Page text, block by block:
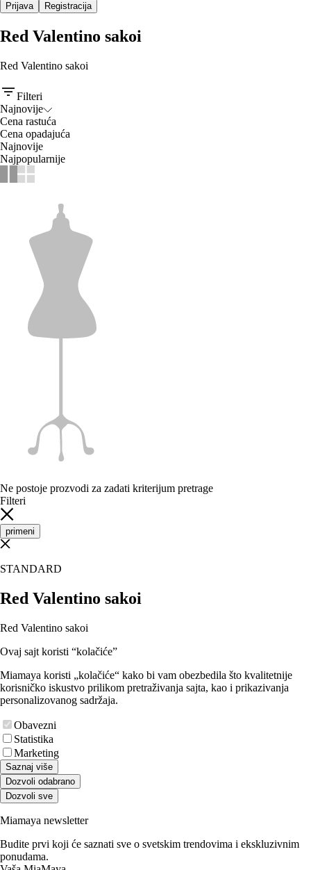
Prijava Registracija
Red Valentino sakoi
Red Valentino sakoi
Filteri
Najnovije
Cena rastuća
Cena opadajuća
Najnovije
Najpopularnije
Ne postoje prozvodi za zadati kriterijum pretrage
Filteri
primeni
STANDARD
Red Valentino sakoi
Red Valentino sakoi
Ovaj sajt koristi “kolačiće”
Miamaya koristi „kolačiće“ kako bi vam obezbedila što kvalitetnije
korisničko iskustvo prilikom pretraživanja sajta, kao i prikazivanja
personalizovanog sadržaja.
Obavezni
Statistika
Marketing
Saznaj više
Dozvoli odabrano
Dozvoli sve
Miamaya newsletter
Budite prvi koji će saznati sve o svetskim trendovima i ekskluzivnim
ponudama.